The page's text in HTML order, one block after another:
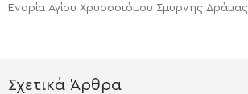
Ενορία Αγίου Χρυσοστόμου Σμύρνης Δράμας
Σχετικά Άρθρα